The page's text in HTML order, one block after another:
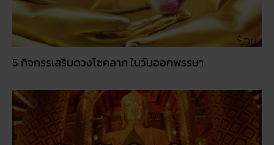
5 กิจกรรเสริมดวงโชคลาภ ในวันออกพรรษา